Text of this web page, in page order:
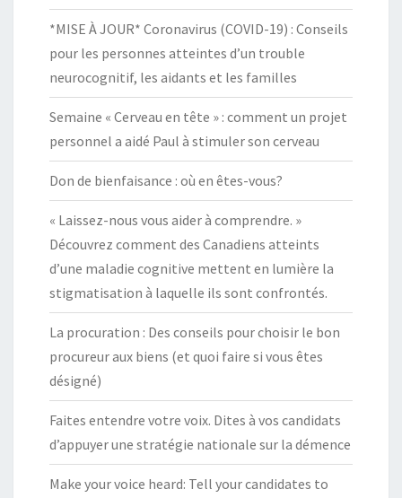
*MISE À JOUR* Coronavirus (COVID-19) : Conseils
pour les personnes atteintes d’un trouble
neurocognitif, les aidants et les familles
Semaine « Cerveau en tête » : comment un projet
personnel a aidé Paul à stimuler son cerveau
Don de bienfaisance : où en êtes-vous?
« Laissez-nous vous aider à comprendre. »
Découvrez comment des Canadiens atteints
d’une maladie cognitive mettent en lumière la
stigmatisation à laquelle ils sont confrontés.
La procuration : Des conseils pour choisir le bon
procureur aux biens (et quoi faire si vous êtes
désigné)
Faites entendre votre voix. Dites à vos candidats
d’appuyer une stratégie nationale sur la démence
Make your voice heard: Tell your candidates to